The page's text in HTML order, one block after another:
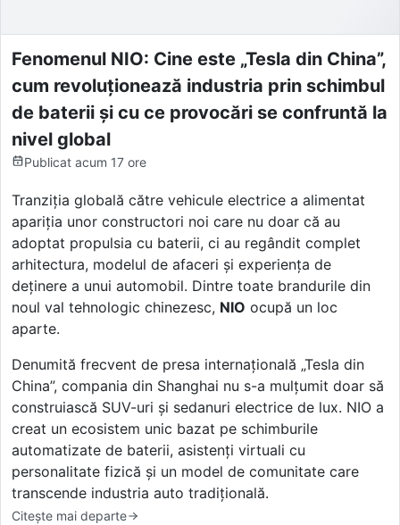
Fenomenul NIO: Cine este „Tesla din China”,
cum revoluționează industria prin schimbul
de baterii și cu ce provocări se confruntă la
nivel global
Publicat acum 17 ore
Tranziția globală către vehicule electrice a alimentat
apariția unor constructori noi care nu doar că au
adoptat propulsia cu baterii, ci au regândit complet
arhitectura, modelul de afaceri și experiența de
deținere a unui automobil. Dintre toate brandurile din
noul val tehnologic chinezesc, NIO ocupă un loc
aparte.
Denumită frecvent de presa internațională „Tesla din
China”, compania din Shanghai nu s-a mulțumit doar să
construiască SUV-uri și sedanuri electrice de lux. NIO a
creat un ecosistem unic bazat pe schimburile
automatizate de baterii, asistenți virtuali cu
personalitate fizică și un model de comunitate care
transcende industria auto tradițională.
Citește mai departe